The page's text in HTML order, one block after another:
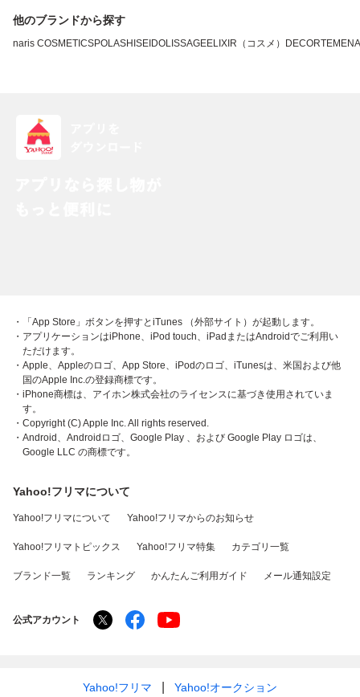
他のブランドから探す
naris COSMETICSPOLASHISEIDOLISSAGEELIXIR（コスメ） DECORTE
・「App Store」ボタンを押すとiTunes （外部サイト）が起動します。
・アプリケーションはiPhone、iPod touch、iPadまたはAndroidでご利用い
ただけます。
・Apple、Appleのロゴ、App Store、iPodのロゴ、iTunesは、米国および他
国のApple Inc.の登録商標です。
・iPhone商標は、アイホン株式会社のライセンスに基づき使用されていま
す。
・Copyright (C) Apple Inc. All rights reserved.
・Android、Androidロゴ、Google Play 、および Google Play ロゴは、
Google LLC の商標です。
Yahoo!フリマについて
Yahoo!フリマについて Yahoo!フリマからのお知らせ
Yahoo!フリマトピックス Yahoo!フリマ特集 カテゴリ一覧
ブランド一覧 ランキング かんたんご利用ガイド メール通知設定
公式アカウント
Yahoo!フリマ Yahoo!オークション